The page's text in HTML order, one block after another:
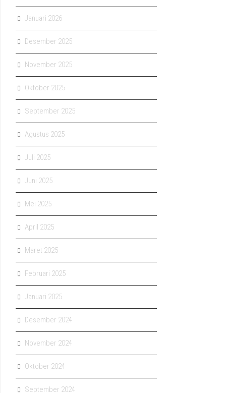
Januari 2026
Desember 2025
November 2025
Oktober 2025
September 2025
Agustus 2025
Juli 2025
Juni 2025
Mei 2025
April 2025
Maret 2025
Februari 2025
Januari 2025
Desember 2024
November 2024
Oktober 2024
September 2024